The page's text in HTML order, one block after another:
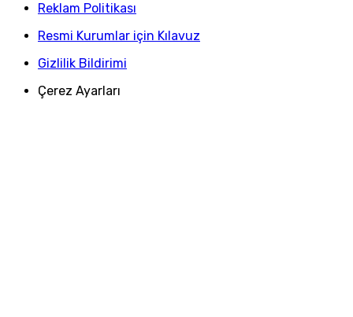
Reklam Politikası
Resmi Kurumlar için Kılavuz
Gizlilik Bildirimi
Çerez Ayarları